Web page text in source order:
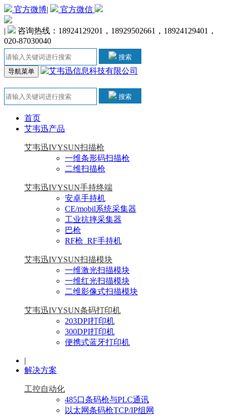
官方微博| 官方微信
|
咨询热线：18924129201，18929502661，18924129401，
020-87030040
搜索
导航菜单
搜索
首页
艾韦迅产品
艾韦迅IVYSUN扫描枪
一维条形码扫描枪
二维扫描枪
艾韦迅IVYSUN手持终端
安卓手持机
CE/mobil系统采集器
工业抗摔采集器
巴枪
RF枪_RF手持机
艾韦迅IVYSUN扫描模块
一维激光扫描模块
一维红光扫描模块
二维影像式扫描模块
艾韦迅IVYSUN条码打印机
203DPI打印机
300DPI打印机
便携式蓝牙打印机
|
解决方案
工控自动化
485口条码枪与PLC通讯
以太网条码枪TCP/IP组网